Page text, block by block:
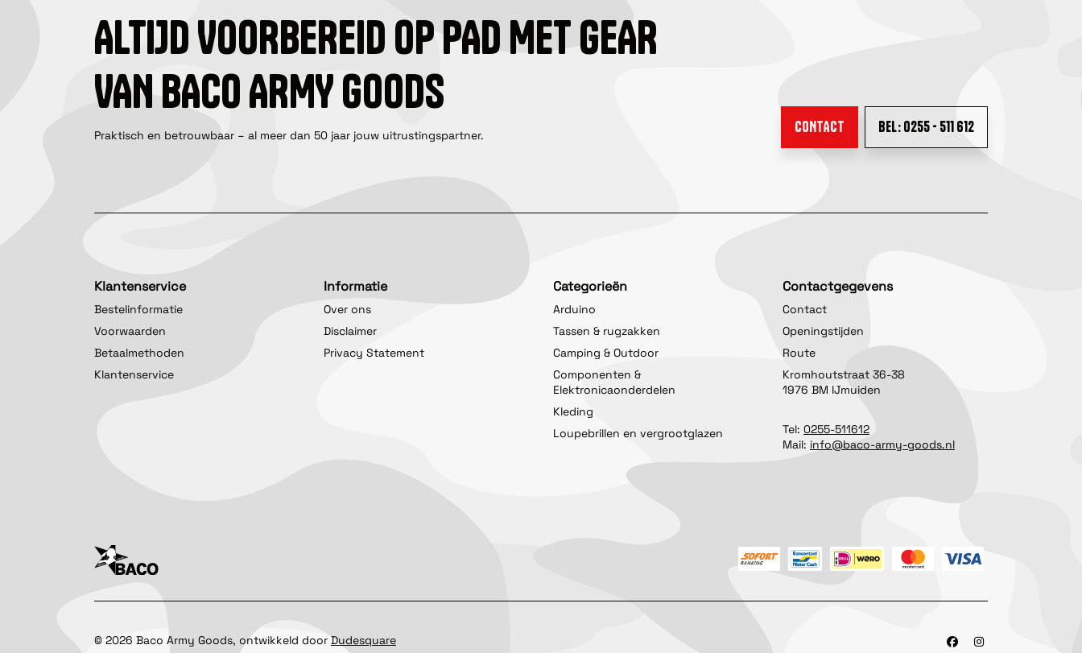
ALTIJD VOORBEREID OP PAD MET GEAR
VAN BACO ARMY GOODS
Praktisch en betrouwbaar – al meer dan 50 jaar jouw uitrustingspartner. CONTACT BEL: 0255 - 511 612
Klantenservice
Bestelinformatie
Voorwaarden
Betaalmethoden
Klantenservice
Informatie
Over ons
Disclaimer
Privacy Statement
Categorieën
Arduino
Tassen & rugzakken
Camping & Outdoor
Componenten &
Elektronicaonderdelen
Kleding
Loupebrillen en vergrootglazen
Contactgegevens
Contact
Openingstijden
Route
Kromhoutstraat 36-38
1976 BM IJmuiden
Tel: 0255-511612
Mail: info@baco-army-goods.nl
© 2026 Baco Army Goods, ontwikkeld doorDudesquare